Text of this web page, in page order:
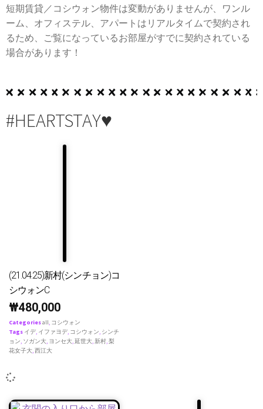
短期賃貸／コシウォン物件は変動がありませんが、ワンル
ーム、オフィステル、アパートはリアルタイムで契約され
るため、ご覧になっているお部屋がすでに契約されている
場合があります！
#HEARTSTAY♥
(21.04.25)新村(シンチョン)コ
シウォンC
₩480,000
Categoriesall, コシウォン
Tags イデ, イファヨデ, コシウォン, シンチ
ョン, ソガン大, ヨンセ大,延世大,新村,梨
花女子大,西江大